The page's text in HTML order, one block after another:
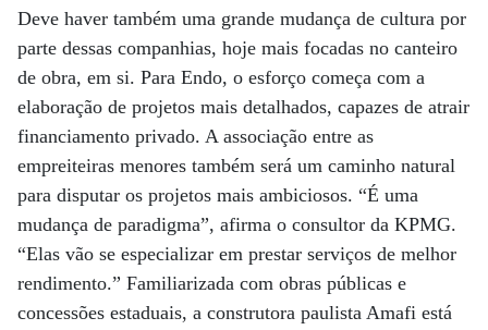
Deve haver também uma grande mudança de cultura por
parte dessas companhias, hoje mais focadas no canteiro
de obra, em si. Para Endo, o esforço começa com a
elaboração de projetos mais detalhados, capazes de atrair
financiamento privado. A associação entre as
empreiteiras menores também será um caminho natural
para disputar os projetos mais ambiciosos. “É uma
mudança de paradigma”, afirma o consultor da KPMG.
“Elas vão se especializar em prestar serviços de melhor
rendimento.” Familiarizada com obras públicas e
concessões estaduais, a construtora paulista Amafi está